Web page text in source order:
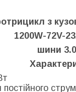
з
1200W-72V-
шини
постійного